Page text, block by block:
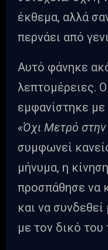
έκθεμα, αλλά
περνάει από
Αυτό φάνηκε
λεπτομέρειες.
εμφανίστηκε
«Όχι Μετρό
συμφωνεί
μήνυμα, η
προσπάθησε να
και να
με τον δικό του